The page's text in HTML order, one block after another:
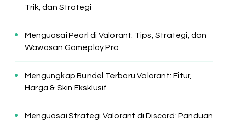
Trik, dan Strategi
Menguasai Pearl di Valorant: Tips, Strategi, dan
Wawasan Gameplay Pro
Mengungkap Bundel Terbaru Valorant: Fitur,
Harga & Skin Eksklusif
Menguasai Strategi Valorant di Discord: Panduan